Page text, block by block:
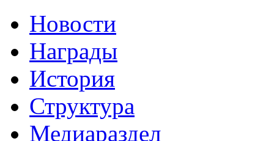
Новости
Награды
История
Структура
Медиараздел